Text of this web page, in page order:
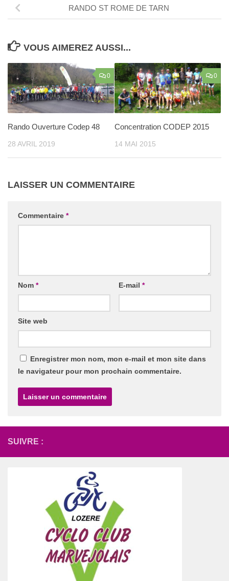
RANDO ST ROME DE TARN
VOUS AIMEREZ AUSSI...
0
Rando Ouverture Codep 48
28 AVRIL 2019
0
Concentration CODEP 2015
14 MAI 2015
LAISSER UN COMMENTAIRE
Commentaire *
Nom * E-mail *
Site web
Enregistrer mon nom, mon e-mail et mon site dans
le navigateur pour mon prochain commentaire.
SUIVRE :